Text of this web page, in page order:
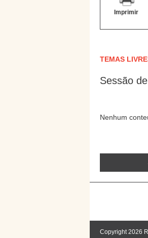
Imprimir
TEMAS
Sessão
Nenhum
Copyright 2026